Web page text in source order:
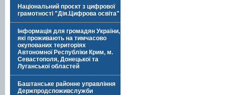
Національний проєкт з цифрової
грамотності "Дія.Цифрова освіта"
Інформація для громадян України,
які проживають на тимчасово
окупованих територіях
Автономної Республіки Крим, м.
Севастополя, Донецької та
Луганської областей
Баштанське районне управління
Держпродспоживслужби